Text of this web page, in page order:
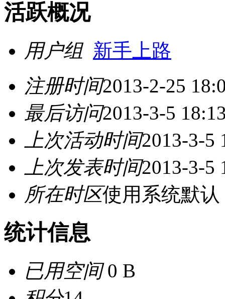
活跃概况
用户组 新手上路
注册时间2013-2-25
最后访问2013-3-5
上次活动时间2013-3-5
上次发表时间2013-3-5
所在时区使用系统默认
统计信息
已用空间0 B